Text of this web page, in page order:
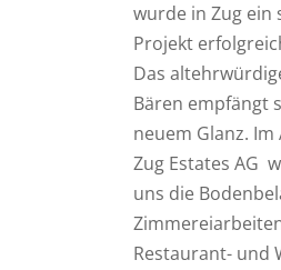
wurde in Zug ein
Projekt
Das
Bären empfängt
neuem Glanz.
Zug Estates AG
uns die
Restaurant- und